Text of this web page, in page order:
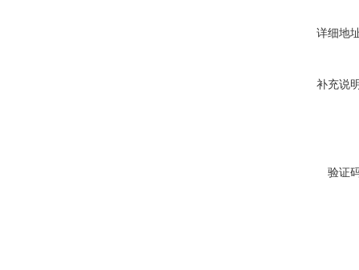
详细地
补充说
验证